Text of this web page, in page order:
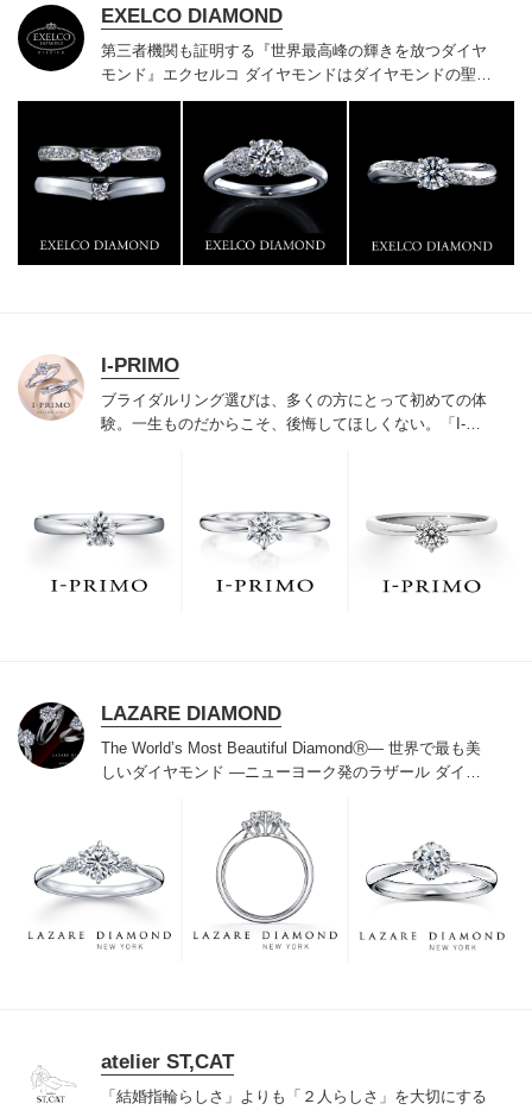
EXELCO DIAMOND
第三者機関も証明する『世界最高峰の輝きを放つダイヤ
モンド』 エクセルコ ダイヤモンドはダイヤモンドの聖地
ベルギー発祥で200年以上の歴史がある真のカッターズ
門店としてリングのデザインや品質にもこだわっていま
す。おふたりに本物の輝きを一生身に着けていただきた
い想いで「ヴァージン・ダイヤモンド」「ハードプラチ
ナ」「保証内容」にこだわっています。
I-PRIMO
ブライダルリング選びは、多くの方にとって初めての体
験。一生ものだからこそ、後悔してほしくない。「I-
でお待ちしております。リング選びの最初の一歩をご一
緒に。まずは、アイプリモへ。
LAZARE DIAMOND
The World’s Most Beautiful DiamondⓇ― 世界で最も美
しいダイヤモンド ―ニューヨーク発のラザール ダイヤ
られ120年を超えた今もなおダイヤモンドの美しい輝き
にこだわり続けています。私たちの願いは、この生涯変
わらないワン＆オンリーの輝きを幸せの象徴として、い
つも、ずっと、身に着けていただくことです。
atelier ST,CAT
「結婚指輪らしさ」よりも「２人らしさ」を大切にする